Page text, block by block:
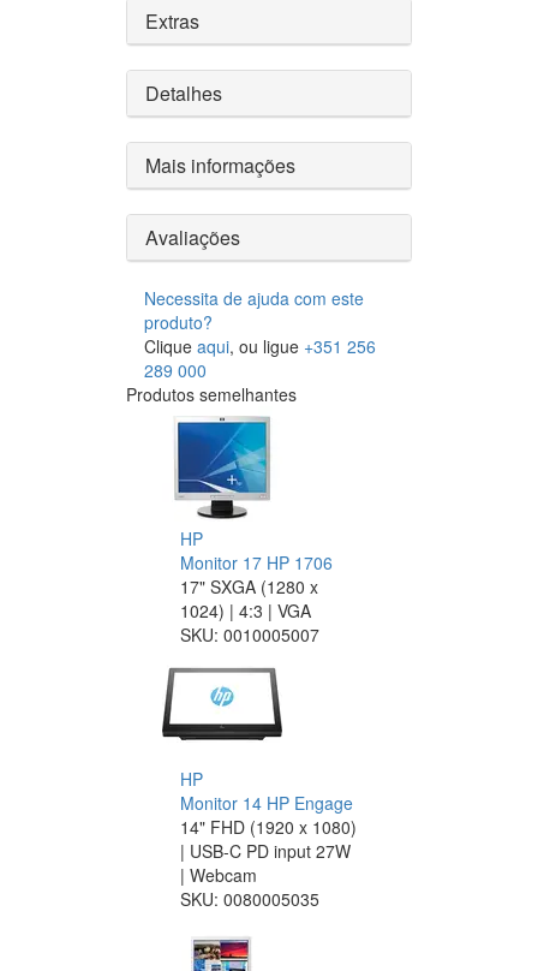
Extras
Detalhes
Mais informações
Avaliações
Necessita de ajuda com este
produto?
Clique aqui, ou ligue +351 256
289 000
Produtos semelhantes
HP
Monitor 17 HP 1706
17" SXGA (1280 x
1024) | 4:3 | VGA
SKU: 0010005007
HP
Monitor 14 HP Engage
14" FHD (1920 x 1080)
| USB-C PD input 27W
| Webcam
SKU: 0080005035